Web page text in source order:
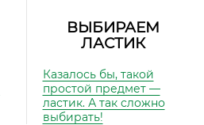
ВЫБИРАЕМ
ЛАСТИК
Казалось бы, такой
простой предмет —
ластик. А так сложно
выбирать!